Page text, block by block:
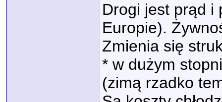
Drogi jest prąd i
Europie).
Zmienia się
* w dużym
(zimą rzadko